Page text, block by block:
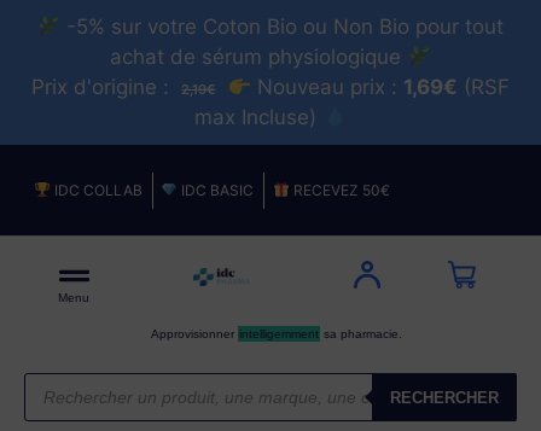
-5% sur votre Coton Bio ou Non Bio pour tout
achat de sérum physiologique
Prix d'origine :
2,19€ Nouveau prix : 1,69€ (RSF
max Incluse)
IDC COLLAB IDC BASIC RECEVEZ 50€
Menu
Approvisionner intelligemment sa pharmacie.
RECHERCHER